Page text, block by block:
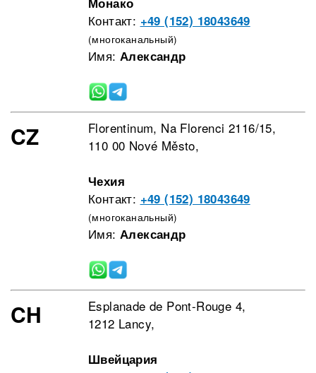
Контакт: +49 (152) 18043649
(многоканальный)
Имя: Александр
CZ
Florentinum, Na Florenci 2116/15,
110 00 Nové Město,
Чехия
Контакт: +49 (152) 18043649
(многоканальный)
Имя: Александр
CH
Esplanade de Pont-Rouge 4,
1212 Lancy,
Швейцария